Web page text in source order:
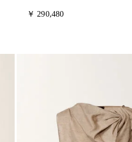
￥ 290,480